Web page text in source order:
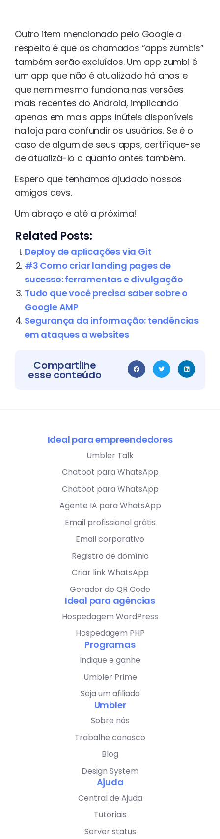
Outro item mencionado pelo Google a
respeito é que os chamados “apps zumbis”
também serão excluídos. Um app zumbi é
um app que não é atualizado há anos e
que nem mesmo funciona nas versões
mais recentes do Android, implicando
apenas em mais apps inúteis disponíveis
na loja para confundir os usuários. Se é o
caso de algum de seus apps, certifique-se
de atualizá-lo o quanto antes também.
Espero que tenhamos ajudado nossos
amigos devs.
Um abraço e até a próxima!
Related Posts:
Deploy de aplicações via Git
#3 Como criar landing pages de
sucesso: ferramentas e divulgação
Tudo que você precisa saber sobre o
Google AMP
Segurança da informação: tendências
em ataques a websites
Compartilhe
esse conteúdo
Ideal para empreendedores
Umbler Talk
Chatbot para WhatsApp
Chatbot para WhatsApp
Agente IA para WhatsApp
Email profissional grátis
Email corporativo
Registro de domínio
Criar link WhatsApp
Gerador de QR Code
Ideal para agências
Hospedagem WordPress
Hospedagem PHP
Programas
Indique e ganhe
Umbler Prime
Seja um afiliado
Umbler
Sobre nós
Trabalhe conosco
Blog
Design System
Ajuda
Central de Ajuda
Tutoriais
Server status